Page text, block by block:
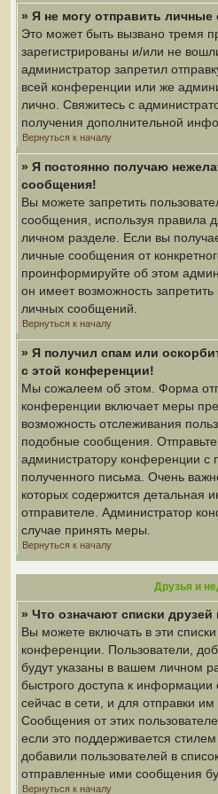
» Я не могу отправить
Это может быть вызвано тремя
зарегистрированы и/или не
администратор запретил
всей конференции или же
лично. Свяжитесь с
получения дополнительной
Вернуться к началу
» Я постоянно получаю
сообщения!
Вы можете запретить
сообщения, используя правила
личном разделе. Если вы
личные сообщения от
проинформируйте об этом
он имеет возможность
личных сообщений.
Вернуться к началу
» Я получил спам или
с этой конференции!
Мы сожалеем об этом. Форма
конференции включает меры
возможность отслеживания
подобные сообщения.
администратору конференции с
полученного письма. Очень
которых содержится детальная
отправителе. Администратор
случае принять меры.
Вернуться к началу
Друзья и
» Что означают списки друзей
Вы можете включать в эти
конференции. Пользователи,
будут указаны в вашем личном
быстрого доступа к информации
сейчас в сети, и для отправки
Сообщения от этих
если это поддерживается
добавили пользователей в
отправленные ими сообщения
Вернуться к началу